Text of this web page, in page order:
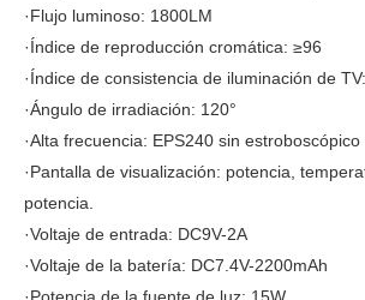
·Flujo luminoso: 1800LM
·Índice de reproducción cromática: ≥96
·Índice de consistencia de iluminación de
·Ángulo de irradiación: 120°
·Alta frecuencia: EPS240 sin estroboscópico
·Pantalla de visualización: potencia,
potencia.
·Voltaje de entrada: DC9V-2A
·Voltaje de la batería: DC7.4V-2200mAh